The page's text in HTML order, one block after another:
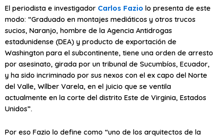
El periodista e investigador Carlos Fazio lo presenta de este
modo: “Graduado en montajes mediáticos y otros trucos
sucios, Naranjo, hombre de la Agencia Antidrogas
estadunidense (DEA) y producto de exportación de
Washington para el subcontinente, tiene una orden de arresto
por asesinato, girada por un tribunal de Sucumbíos, Ecuador,
y ha sido incriminado por sus nexos con el ex capo del Norte
del Valle, Wílber Varela, en el juicio que se ventila
actualmente en la corte del distrito Este de Virginia, Estados
Unidos”.
Por eso Fazio lo define como “uno de los arquitectos de la